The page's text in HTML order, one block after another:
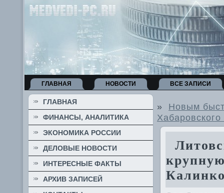
ГЛАВНАЯ НОВОСТИ ВСЕ ЗАПИСИ
ГЛАВНАЯ
ФИНАНСЫ, АНАЛИТИКА
ЭКОНОМИКА РОССИИ
ДЕЛОВЫЕ НОВОСТИ
ИНТЕРЕСНЫЕ ФАКТЫ
АРХИВ ЗАПИСЕЙ
» Новым
Хабаровского